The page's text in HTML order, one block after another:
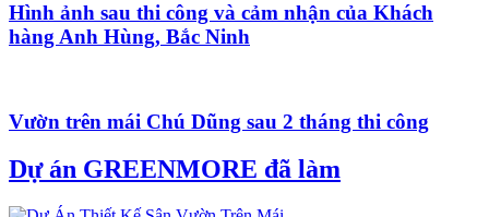
Hình ảnh sau thi công và cảm nhận của Khách
hàng Anh Hùng, Bắc Ninh
Vườn trên mái Chú Dũng sau 2 tháng thi công
Dự án GREENMORE đã làm